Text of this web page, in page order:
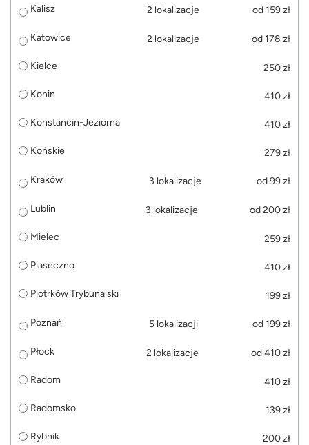
Kalisz 2 lokalizacje od 159 zł
Katowice 2 lokalizacje od 178 zł
Kielce 250 zł
Konin 410 zł
Konstancin-Jeziorna 410 zł
Końskie 279 zł
Kraków 3 lokalizacje od 99 zł
Lublin 3 lokalizacje od 200 zł
Mielec 259 zł
Piaseczno 410 zł
Piotrków Trybunalski 199 zł
Poznań 5 lokalizacji od 199 zł
Płock 2 lokalizacje od 410 zł
Radom 410 zł
Radomsko 139 zł
Rybnik 200 zł